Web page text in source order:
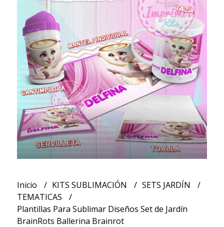
Inicio KITS SUBLIMACIÓN
SETS JARDÍN
TEMATICAS
Plantillas Para Sublimar Diseños Set de Jardín
BrainRots Ballerina Brainrot